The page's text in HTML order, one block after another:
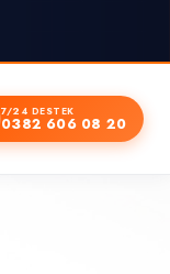
7/24 DESTEK
0382 606 08 20